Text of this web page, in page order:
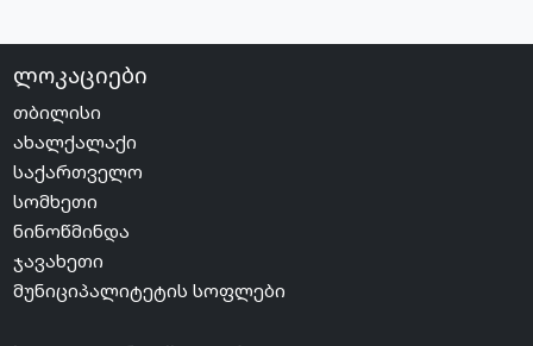
ლოკაციები
თბილისი
ახალქალაქი
საქართველო
სომხეთი
ნინოწმინდა
ჯავახეთი
მუნიციპალიტეტის სოფლები